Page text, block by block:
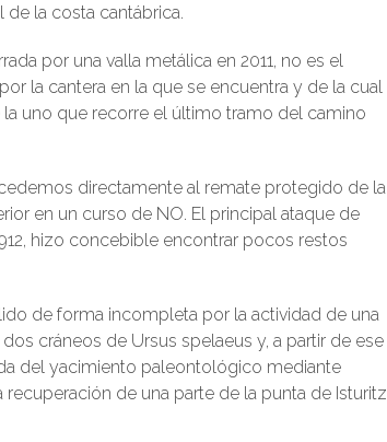
la costa cantábrica.
por una valla metálica en 2011, no es el
la cantera en la que se encuentra y de la cual
uno que recorre el último tramo del camino
directamente al remate protegido de la
en un curso de NO. El principal ataque de
hizo concebible encontrar pocos restos
de forma incompleta por la actividad de una
cráneos de Ursus spelaeus y, a partir de ese
del yacimiento paleontológico mediante
de una parte de la punta de Isturitz